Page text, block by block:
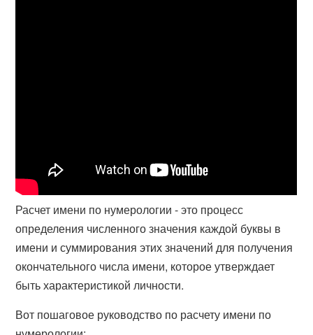
Расчет имени по нумерологии - это процесс
определения численного значения каждой буквы в
имени и суммирования этих значений для получения
окончательного числа имени, которое утверждает
быть характеристикой личности.
Вот пошаговое руководство по расчету имени по